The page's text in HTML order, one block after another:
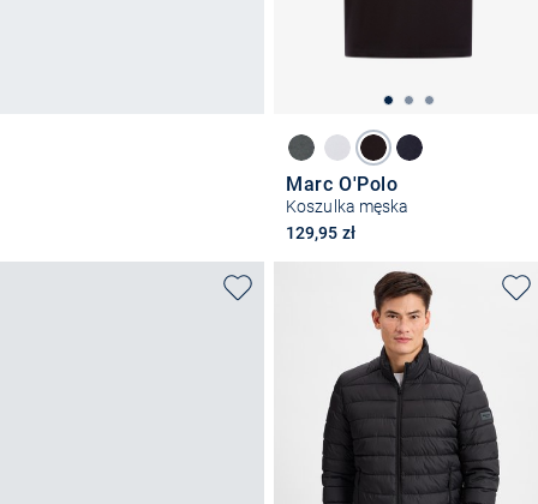
Marc O'Polo
Koszulka męska
129,95 zł